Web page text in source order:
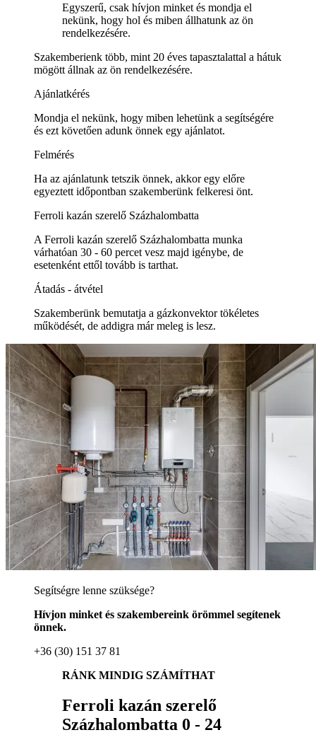
Egyszerű, csak hívjon minket és mondja el
nekünk, hogy hol és miben állhatunk az ön
rendelkezésére.
Szakemberienk több, mint 20 éves tapasztalattal a hátuk
mögött állnak az ön rendelkezésére.
Ajánlatkérés
Mondja el nekünk, hogy miben lehetünk a segítségére
és ezt követően adunk önnek egy ajánlatot.
Felmérés
Ha az ajánlatunk tetszik önnek, akkor egy előre
egyeztett időpontban szakemberünk felkeresi önt.
Ferroli kazán szerelő Százhalombatta
A Ferroli kazán szerelő Százhalombatta munka
várhatóan 30 - 60 percet vesz majd igénybe, de
esetenként ettől tovább is tarthat.
Átadás - átvétel
Szakemberünk bemutatja a gázkonvektor tökéletes
működését, de addigra már meleg is lesz.
Segítségre lenne szüksége?
Hívjon minket és szakembereink örömmel segítenek
önnek.
+36 (30) 151 37 81
RÁNK MINDIG SZÁMÍTHAT
Ferroli kazán szerelő
Százhalombatta 0 - 24